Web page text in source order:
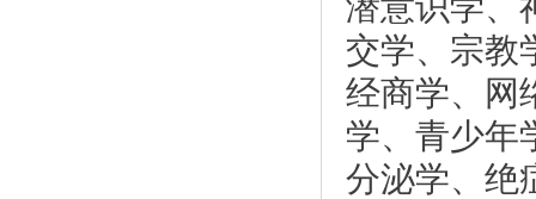
交学、宗教
经商学、网
学、青少年
分泌学、绝